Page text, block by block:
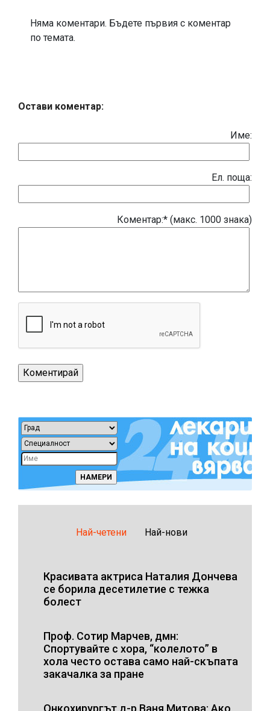
Няма коментари. Бъдете първия с коментар
по темата.
Остави коментар:
Име:
Eл. поща:
Коментар:* (макс. 1000 знака)
Най-четени Най-нови
Красивата актриса Наталия Дончева
се борила десетилетие с тежка
болест
Проф. Сотир Марчев, дмн:
Спортувайте с хора, “колелото” в
хола често остава само най-скъпата
закачалка за пране
Онкохирургът д-р Ваня Митова: Ако